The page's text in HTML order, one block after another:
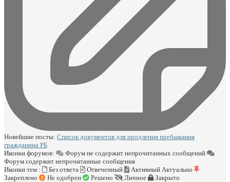
Новейшие посты: Список документов для продления пребывания
гражданина РБ
Иконки форумов:
Форум не содержит непрочитанных сообщений
Форум содержит непрочитанные сообщения
Иконки тем :
Без ответа Отвеченный Активный Актуально
Закреплено
Не одобрен Решено Личное Закрыто